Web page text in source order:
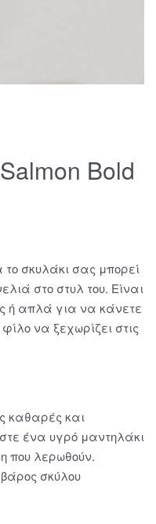
Bold
σκυλάκι σας μπορεί
στο στυλ του. Είναι
ή απλά για να κάνετε
να ξεχωρίζει στις
καθαρές και
ένα υγρό μαντηλάκι
που λερωθούν.
βάρος σκύλου